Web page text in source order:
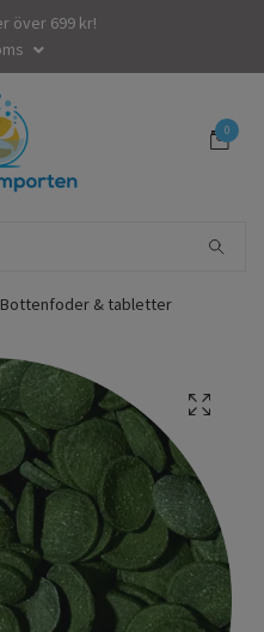
över 699 kr!
0
Bottenfoder & tabletter